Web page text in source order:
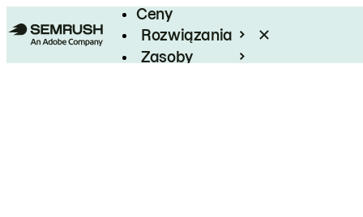
Ceny
Rozwiązania
Zasoby